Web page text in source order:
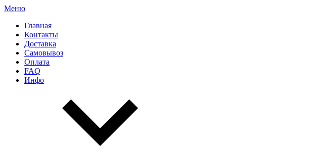
Меню
Главная
Контакты
Доставка
Самовывоз
Оплата
FAQ
Инфо